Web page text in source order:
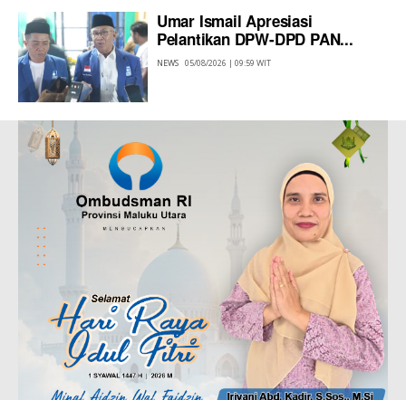
Umar Ismail Apresiasi
Pelantikan DPW-DPD PAN...
NEWS 05/08/2026 | 09:59 WIT